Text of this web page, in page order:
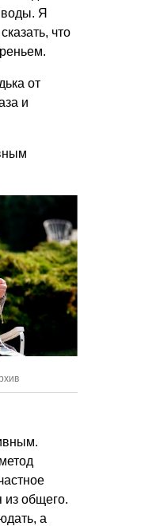
Я
что
от
и
из общего.
а